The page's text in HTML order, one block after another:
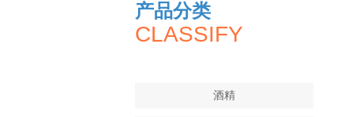
产品分类
CLASSIFY
酒精